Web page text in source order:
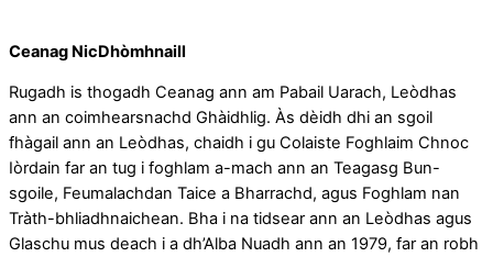
Ceanag NicDhòmhnaill
Rugadh is thogadh Ceanag ann am Pabail Uarach, Leòdhas
ann an coimhearsnachd Ghàidhlig. Às dèidh dhi an sgoil
fhàgail ann an Leòdhas, chaidh i gu Colaiste Foghlaim Chnoc
Iòrdain far an tug i foghlam a-mach ann an Teagasg Bun-
sgoile, Feumalachdan Taice a Bharrachd, agus Foghlam nan
Tràth-bhliadhnaichean. Bha i na tidsear ann an Leòdhas agus
Glaschu mus deach i a dh’Alba Nuadh ann an 1979, far an robh